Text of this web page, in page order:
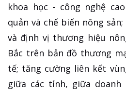
khoa học - công nghệ
quản và chế biến nông
và định vị thương hiệu
Bắc trên bản đồ thương
tế; tăng cường liên kết
giữa các tỉnh, giữa